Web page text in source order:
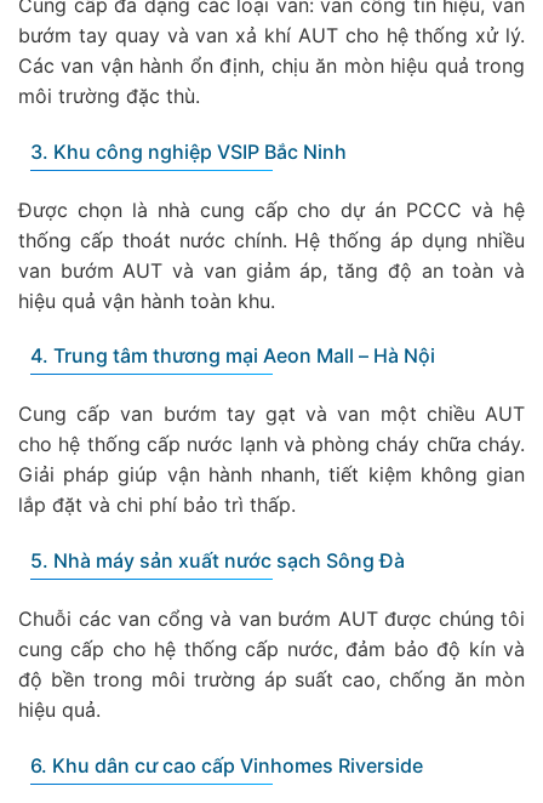
bướm tay quay và van xả khí AUT cho hệ thống xử lý.
Các van vận hành ổn định, chịu ăn mòn hiệu quả trong
môi trường đặc thù.
3. Khu công nghiệp VSIP Bắc Ninh
Được chọn là nhà cung cấp cho dự án PCCC và hệ
thống cấp thoát nước chính. Hệ thống áp dụng nhiều
van bướm AUT và van giảm áp, tăng độ an toàn và
hiệu quả vận hành toàn khu.
4. Trung tâm thương mại Aeon Mall – Hà Nội
Cung cấp van bướm tay gạt và van một chiều AUT
cho hệ thống cấp nước lạnh và phòng cháy chữa cháy.
Giải pháp giúp vận hành nhanh, tiết kiệm không gian
lắp đặt và chi phí bảo trì thấp.
5. Nhà máy sản xuất nước sạch Sông Đà
Chuỗi các van cổng và van bướm AUT được chúng tôi
cung cấp cho hệ thống cấp nước, đảm bảo độ kín và
độ bền trong môi trường áp suất cao, chống ăn mòn
hiệu quả.
6. Khu dân cư cao cấp Vinhomes Riverside